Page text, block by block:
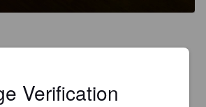
mikä nyt onneksi ei liiemmin häiritse
hirsimökissä vähän vaikeamman nuotion
Verification